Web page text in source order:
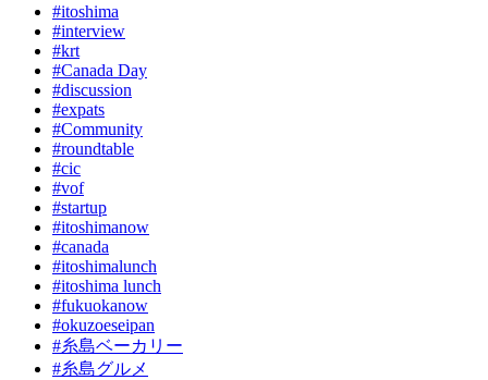
#itoshima
#interview
#krt
#Canada Day
#discussion
#expats
#Community
#roundtable
#cic
#vof
#startup
#itoshimanow
#canada
#itoshimalunch
#itoshima lunch
#fukuokanow
#okuzoeseipan
#糸島ベーカリー
#糸島グルメ